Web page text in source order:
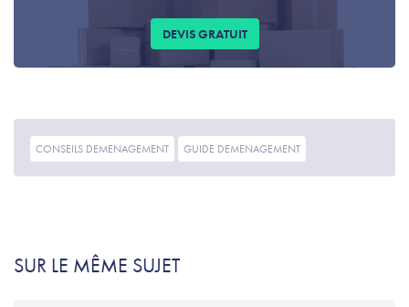
DEVIS GRATUIT
CONSEILS DEMENAGEMENT GUIDE DEMENAGEMENT
SUR LE MÊME SUJET